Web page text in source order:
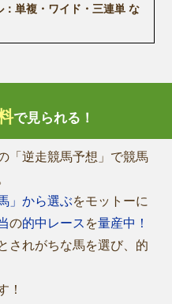
単複・ワイド・三連単 な
で見られる！
「逆走競馬予想」で競馬
」から選ぶをモットーに
の的中レース を量産中！
されがちな馬を選び、的
！